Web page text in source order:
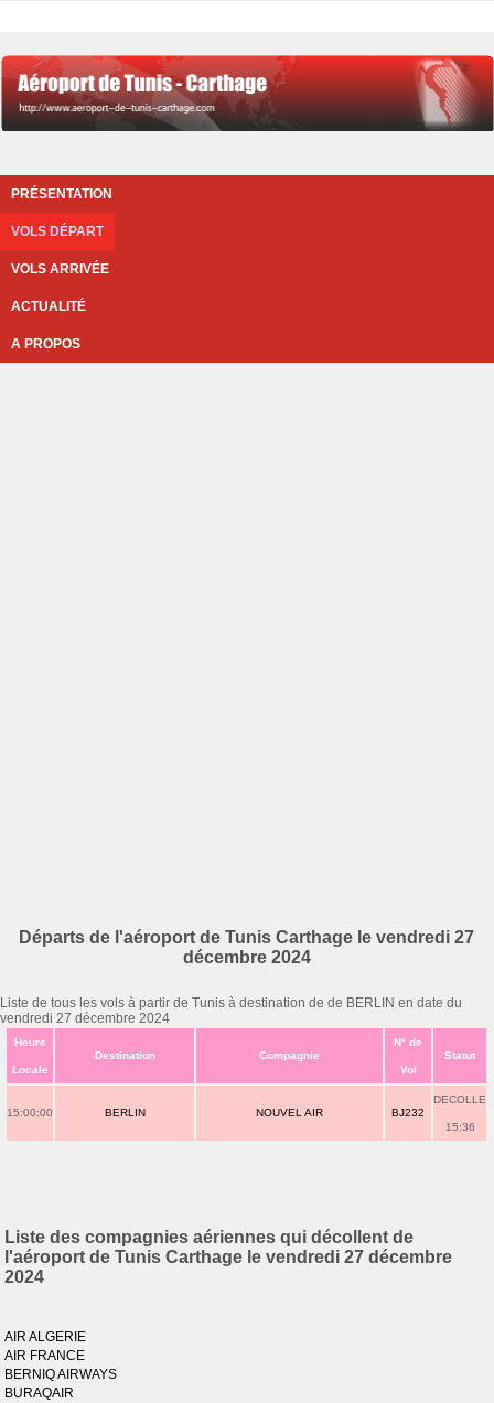
PRÉSENTATION
VOLS DÉPART
VOLS ARRIVÉE
ACTUALITÉ
A PROPOS
Départs de l'aéroport de Tunis Carthage le vendredi 27
décembre 2024
Liste de tous les vols à partir de Tunis à destination de de BERLIN en date du
vendredi 27 décembre 2024
Heure
Locale
Destination Compagnie
N° de
Vol
Statut
15:00:00 BERLIN NOUVEL AIR BJ232
DECOLLE
15:36
Liste des compagnies aériennes qui décollent de
l'aéroport de Tunis Carthage le vendredi 27 décembre
2024
AIR ALGERIE
AIR FRANCE
BERNIQ AIRWAYS
BURAQAIR